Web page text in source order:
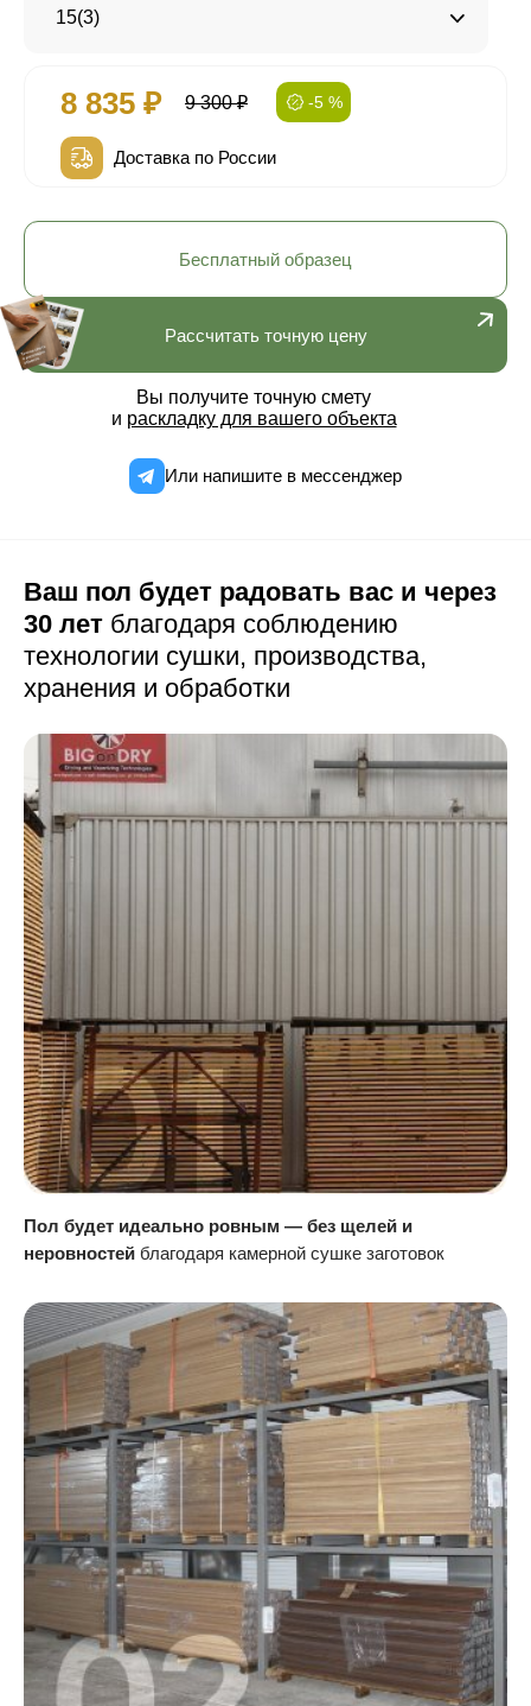
15(3)
8 835 ₽ 9 300 ₽ -5 %
Доставка по России
Рассчитать точную цену
Вы получите точную смету
и раскладку для вашего объекта
Или напишите в мессенджер
Бесплатный образец
Ваш пол будет радовать вас и через
30 лет благодаря соблюдению
технологии сушки, производства,
хранения и обработки
Пол будет идеально ровным — без щелей и
неровностей благодаря камерной сушке заготовок